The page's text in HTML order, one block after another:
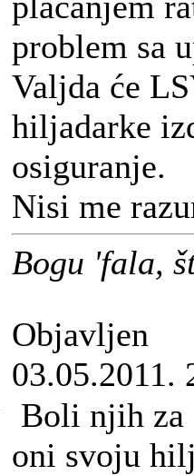
problem sa
Valjda će
hiljadarke
osiguranje.
Nisi me
Bogu 'fala,
Objavljen
03.05.2011.
Boli njih za
oni svoju